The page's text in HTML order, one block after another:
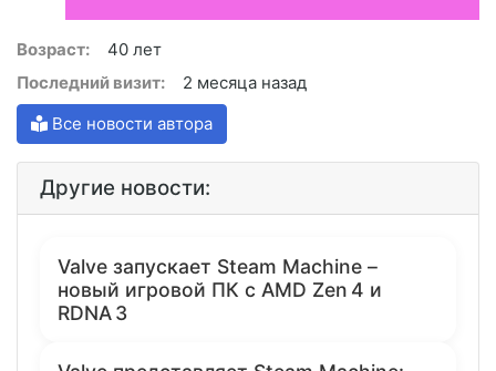
Возраст:
40 лет
Последний визит:
2 месяца назад
Все новости автора
Другие новости:
Valve запускает Steam Machine –
новый игровой ПК с AMD Zen 4 и
RDNA 3